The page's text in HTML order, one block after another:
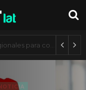
Axis Communications y Guatemala crean una ciudad inteligente